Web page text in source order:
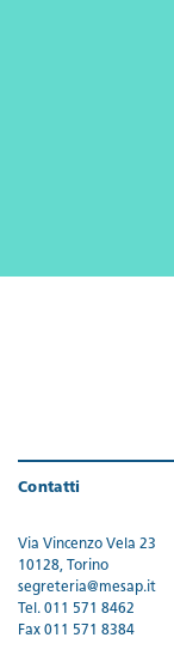
Contatti
Via Vincenzo Vela 23
10128, Torino
segreteria@mesap.it
Tel. 011 571 8462
Fax 011 571 8384